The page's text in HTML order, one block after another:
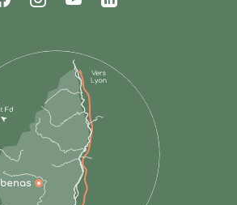
Suivez-nous sur Facebook
Suivez-nous sur Instagram
Suivez-nous sur
Suivez-nous sur